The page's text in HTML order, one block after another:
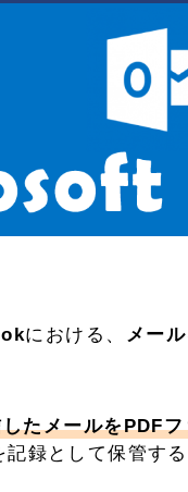
における、 メール
たメールをPDF
録として保管す